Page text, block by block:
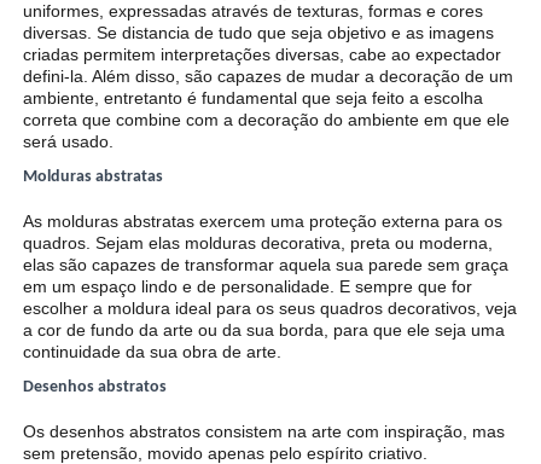
uniformes, expressadas através de texturas, formas e cores
diversas. Se distancia de tudo que seja objetivo e as imagens
criadas permitem interpretações diversas, cabe ao expectador
defini-la. Além disso, são capazes de mudar a decoração de um
ambiente, entretanto é fundamental que seja feito a escolha
correta que combine com a decoração do ambiente em que ele
será usado.
Molduras abstratas
As molduras abstratas exercem uma proteção externa para os
quadros. Sejam elas molduras decorativa, preta ou moderna,
elas são capazes de transformar aquela sua parede sem graça
em um espaço lindo e de personalidade. E sempre que for
escolher a moldura ideal para os seus quadros decorativos, veja
a cor de fundo da arte ou da sua borda, para que ele seja uma
continuidade da sua obra de arte.
Desenhos abstratos
Os desenhos abstratos consistem na arte com inspiração, mas
sem pretensão, movido apenas pelo espírito criativo.